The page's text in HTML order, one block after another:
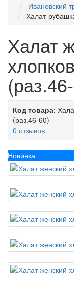
Ивановский
Халат-
Халат
Код товара:
(раз.46-60)
0 отзывов
Новинка